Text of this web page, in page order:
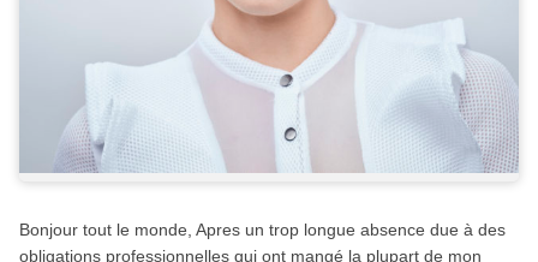
Bonjour tout le monde, Apres un trop longue absence due à des
obligations professionnelles qui ont mangé la plupart de mon